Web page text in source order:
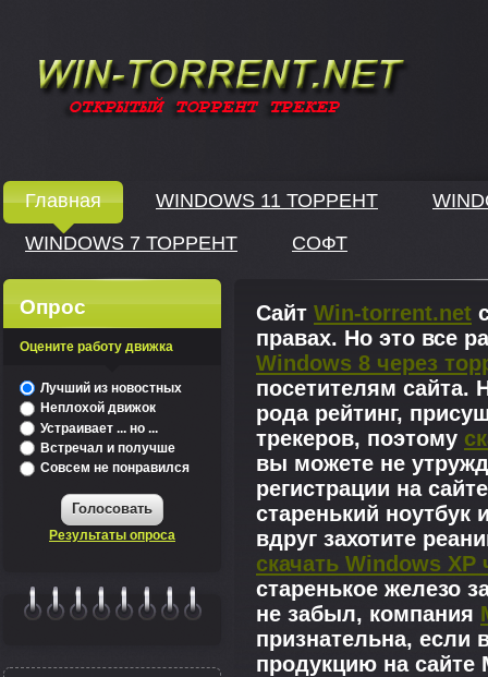
Главная WINDOWS 11 ТОРРЕНТ
WINDOWS 7 ТОРРЕНТ
СОФТ
Сайт Win-torrent.net
правах. Но это все
Windows 8 через
посетителям сайта.
рода рейтинг,
трекеров, поэтому
вы можете не
регистрации на
старенький
вдруг захотите
скачать Windows XP
старенькое железо
не забыл, компания
признательна, если
продукцию на сайте
Опрос
Оцените работу движка
Лучший из новостных
Неплохой движок
Устраивает ... но ...
Встречал и получше
Совсем не понравился
Голосовать
Результаты опроса